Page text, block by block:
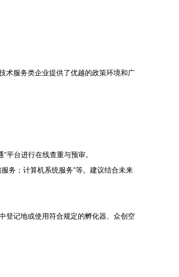
术服务类企业提供了优越的政策环境和广
平台进行在线查重与预审。
务；计算机系统服务”等。建议结合未来
登记地或使用符合规定的孵化器、众创空